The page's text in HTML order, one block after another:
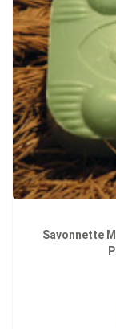
Savonnette